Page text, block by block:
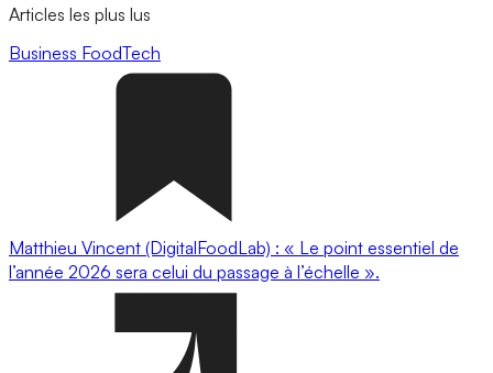
Articles les plus lus
Business FoodTech
Matthieu Vincent (DigitalFoodLab) : « Le point essentiel de
l’année 2026 sera celui du passage à l’échelle ».